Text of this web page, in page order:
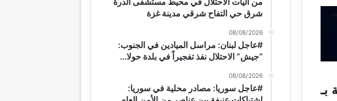
بـ
شرق حي التفاح شرقي مدينة غزة
08/08/2026
#عاجل لبنان: مراسل الميادين في الجنوب:
“جيش” الاحتلال نفذ تفجيراً في بلدة حولا…
08/08/2026
#عاجل سوريا: مصادر محلية في سوريا: